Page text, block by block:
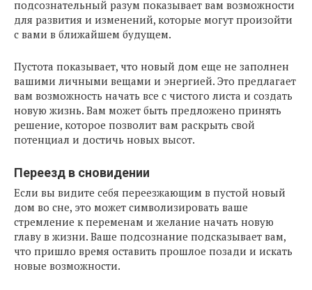
подсознательный разум показывает вам возможности
для развития и изменений, которые могут произойти
с вами в ближайшем будущем.
Пустота показывает, что новый дом еще не заполнен
вашими личными вещами и энергией. Это предлагает
вам возможность начать все с чистого листа и создать
новую жизнь. Вам может быть предложено принять
решение, которое позволит вам раскрыть свой
потенциал и достичь новых высот.
Переезд в сновидении
Если вы видите себя переезжающим в пустой новый
дом во сне, это может символизировать ваше
стремление к переменам и желание начать новую
главу в жизни. Ваше подсознание подсказывает вам,
что пришло время оставить прошлое позади и искать
новые возможности.